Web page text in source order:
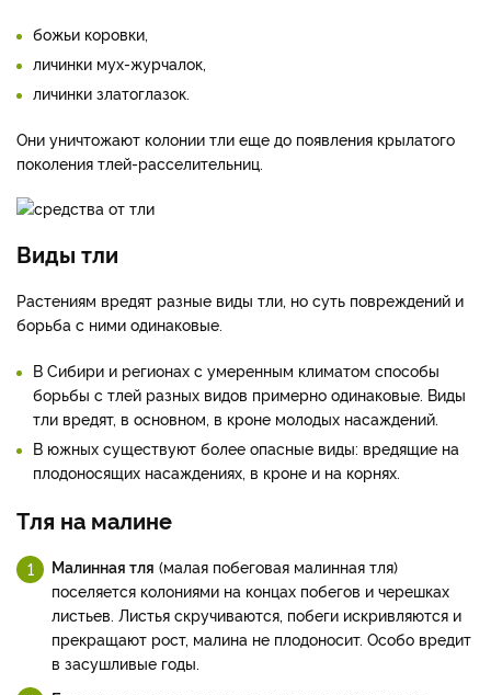
божьи коровки,
личинки мух-журчалок,
личинки златоглазок.
Они уничтожают колонии тли еще до появления крылатого
поколения тлей-расселительниц.
Виды тли
Растениям вредят разные виды тли, но суть повреждений и
борьба с ними одинаковые.
В Сибири и регионах с умеренным климатом способы
борьбы с тлей разных видов примерно одинаковые. Виды
тли вредят, в основном, в кроне молодых насаждений.
В южных существуют более опасные виды: вредящие на
плодоносящих насаждениях, в кроне и на корнях.
Тля на малине
Малинная тля (малая побеговая малинная тля)
поселяется колониями на концах побегов и черешках
листьев. Листья скручиваются, побеги искривляются и
прекращают рост, малина не плодоносит. Особо вредит
в засушливые годы.